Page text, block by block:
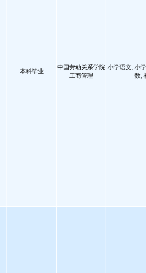
本科毕业
中国劳动关系学院
工商管理
小学语文, 小
数,